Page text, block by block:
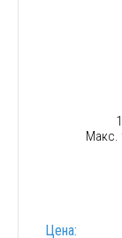
Макс.
Цена: